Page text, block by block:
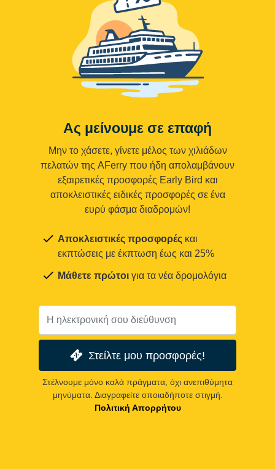
Ας μείνουμε σε επαφή
Μην το χάσετε, γίνετε μέλος των χιλιάδων
πελατών της AFerry που ήδη απολαμβάνουν
εξαιρετικές προσφορές Early Bird και
αποκλειστικές ειδικές προσφορές σε ένα
ευρύ φάσμα διαδρομών!
Αποκλειστικές προσφορές και
εκπτώσεις με έκπτωση έως και 25%
Μάθετε πρώτοι για τα νέα δρομολόγια
Στείλτε μου προσφορές!
Στέλνουμε μόνο καλά πράγματα, όχι ανεπιθύμητα
μηνύματα. Διαγραφείτε οποιαδήποτε στιγμή.
Πολιτική Απορρήτου